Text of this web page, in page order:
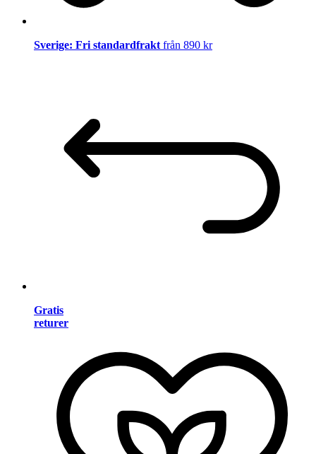
Sverige: Fri standardfrakt från 890 kr
Gratis
returer